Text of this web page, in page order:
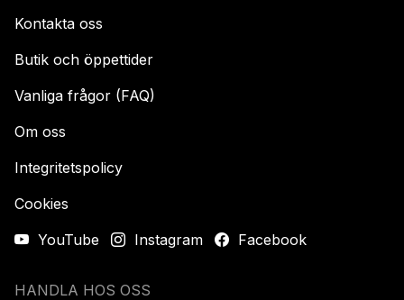
Kontakta oss
Butik och öppettider
Vanliga frågor (FAQ)
Om oss
Integritetspolicy
Cookies
YouTube
Instagram Facebook
HANDLA HOS OSS